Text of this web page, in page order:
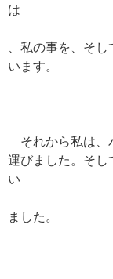
は
、私の事を、そ
います。
それから私は、
運びました。そし
い
ました。